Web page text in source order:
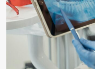
de
noapte:
cauze
și
soluții